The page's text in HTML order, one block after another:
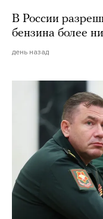
В России
бензина более
день назад